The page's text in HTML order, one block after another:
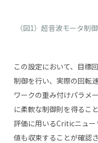
（図1）超音波モータ制
この設定において、目標
制御を行い、実際の回転
ワークの重み付けパラメ
に柔軟な制御則を得るこ
評価に用いるCriticニュ
値も収束することが確認